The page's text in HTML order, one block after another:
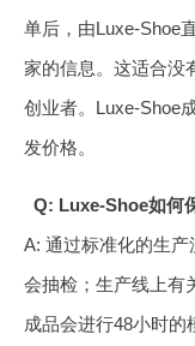
单后，由Luxe-Shoe
家的信息。这适合没
创业者。Luxe-Shoe
发价格。
Q: Luxe-Shoe如何
A: 通过标准化的生
会抽检；生产线上有
成品会进行48小时